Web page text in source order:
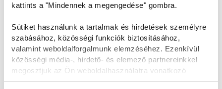
kattints a "Mindennek a megengedése" gombra.
Sütiket használunk a tartalmak és hirdetések személyre
szabásához, közösségi funkciók biztosításához,
valamint weboldalforgalmunk elemzéséhez. Ezenkívül
közösségi média-, hirdető- és elemező partnereinkkel
megosztjuk az Ön weboldalhasználatra vonatkozó
adatait, akik kombinálhatják az adatokat más olyan